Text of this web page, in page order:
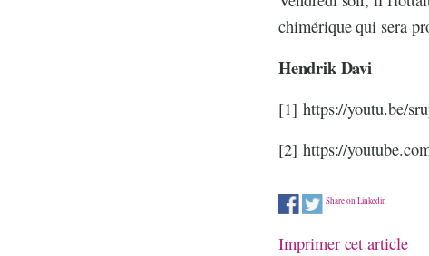
chimérique qui sera
Hendrik Davi
[1] https://youtu.be/
[2] https://
Share on Linkedin
Imprimer cet article